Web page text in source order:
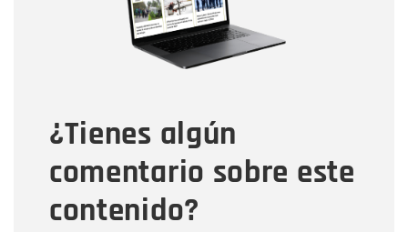
¿Tienes algún
comentario sobre este
contenido?
Tipo de comentario
Mensaje